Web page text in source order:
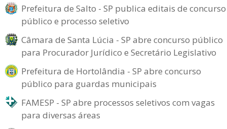
Prefeitura de Salto - SP publica editais de concurso
público e processo seletivo
Câmara de Santa Lúcia - SP abre concurso público
para Procurador Jurídico e Secretário Legislativo
Prefeitura de Hortolândia - SP abre concurso
público para guardas municipais
FAMESP - SP abre processos seletivos com vagas
para diversas áreas